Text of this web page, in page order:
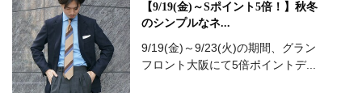
【9/19(金)～Sポイント5倍！】秋冬
のシンプルなネ...
9/19(金)～9/23(火)の期間、グラン
フロント大阪にて5倍ポイントデ...